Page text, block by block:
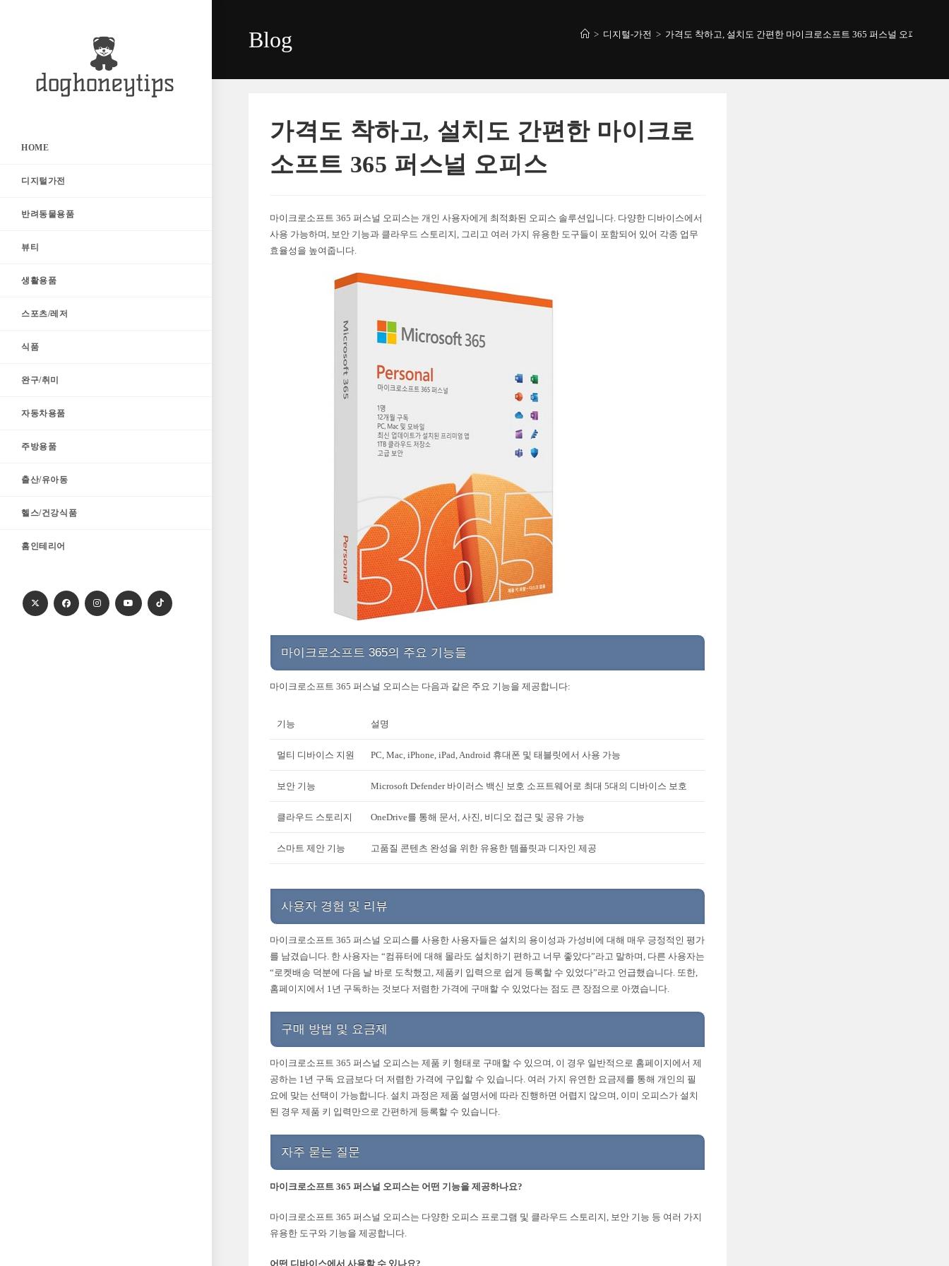
HOME
디지털가전
반려동물용품
뷰티
생활용품
스포츠/레저
식품
완구/취미
자동차용품
주방용품
출산/유아동
헬스/건강식품
홈인테리어
Blog > 디지털-가전 > 가격도 착하고, 설치도 간편한 마이크로소프트 365 퍼스널 오피스
가격도 착하고, 설치도 간편한 마이크로
소프트 365 퍼스널 오피스
마이크로소프트 365 퍼스널 오피스는 개인 사용자에게 최적화된 오피스 솔루션입니다. 다양한 디바이스에서
사용 가능하며, 보안 기능과 클라우드 스토리지, 그리고 여러 가지 유용한 도구들이 포함되어 있어 각종 업무
효율성을 높여줍니다.
마이크로소프트 365의 주요 기능들
마이크로소프트 365 퍼스널 오피스는 다음과 같은 주요 기능을 제공합니다:
기능 설명
멀티 디바이스 지원 PC, Mac, iPhone, iPad, Android 휴대폰 및 태블릿에서 사용 가능
보안 기능 Microsoft Defender 바이러스 백신 보호 소프트웨어로 최대 5대의 디바이스 보호
클라우드 스토리지 OneDrive를 통해 문서, 사진, 비디오 접근 및 공유 가능
스마트 제안 기능 고품질 콘텐츠 완성을 위한 유용한 템플릿과 디자인 제공
사용자 경험 및 리뷰
마이크로소프트 365 퍼스널 오피스를 사용한 사용자들은 설치의 용이성과 가성비에 대해 매우 긍정적인 평가
를 남겼습니다. 한 사용자는 “컴퓨터에 대해 몰라도 설치하기 편하고 너무 좋았다”라고 말하며, 다른 사용자는
“로켓배송 덕분에 다음 날 바로 도착했고, 제품키 입력으로 쉽게 등록할 수 있었다”라고 언급했습니다. 또한,
홈페이지에서 1년 구독하는 것보다 저렴한 가격에 구매할 수 있었다는 점도 큰 장점으로 아꼈습니다.
구매 방법 및 요금제
마이크로소프트 365 퍼스널 오피스는 제품 키 형태로 구매할 수 있으며, 이 경우 일반적으로 홈페이지에서 제
공하는 1년 구독 요금보다 더 저렴한 가격에 구입할 수 있습니다. 여러 가지 유연한 요금제를 통해 개인의 필
요에 맞는 선택이 가능합니다. 설치 과정은 제품 설명서에 따라 진행하면 어렵지 않으며, 이미 오피스가 설치
된 경우 제품 키 입력만으로 간편하게 등록할 수 있습니다.
자주 묻는 질문
마이크로소프트 365 퍼스널 오피스는 어떤 기능을 제공하나요?
마이크로소프트 365 퍼스널 오피스는 다양한 오피스 프로그램 및 클라우드 스토리지, 보안 기능 등 여러 가지
유용한 도구와 기능을 제공합니다.
어떤 디바이스에서 사용할 수 있나요?